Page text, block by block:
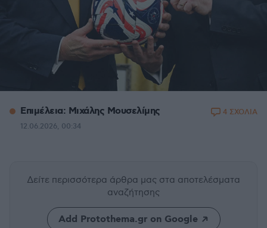
Επιμέλεια: Μιχάλης Μουσελίμης
12.06.2026, 00:34
4 ΣΧΟΛΙΑ
Δείτε περισσότερα άρθρα μας στα αποτελέσματα
αναζήτησης
Add Protothema.gr on Google